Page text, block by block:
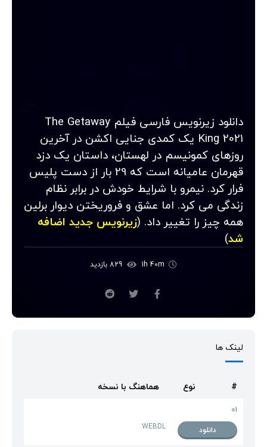
دانلود زیرنویس فارسی فیلم The Getaway
King 2021 یک کمدی جنایی اکشن در آخرین
روزهای کمونیسم در لهستان، داستان یک دزد
قهرمان عامیانه است که 29 بار از دست پلیس
فرار کرد. نیمرو با شرایط خودش در برابر نظام
زندگی می کرد. اما عشق و فروریختن دیوار برلین
همه چیز را تغییر داد. (زیرنویس جدید اضافه
شد)
لینک ها
# نوع هماهنگ با نسخه
01
دانلود
WEBDL